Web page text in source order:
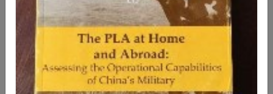
€ 2,00